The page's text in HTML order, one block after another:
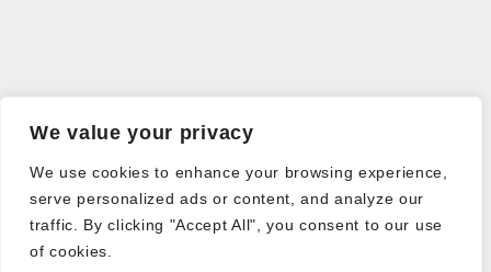
We value your privacy
We use cookies to enhance your browsing experience,
serve personalized ads or content, and analyze our
traffic. By clicking "Accept All", you consent to our use
of cookies.